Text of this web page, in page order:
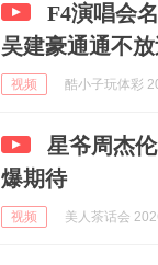
F4演唱会
吴建豪通通不
视频 酷小子玩体彩
星爷周杰
爆期待
视频 美人茶话会